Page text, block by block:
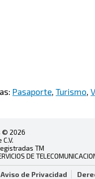
Pasaporte, Turismo,
© 2026
TM
DE
Aviso de Privacidad